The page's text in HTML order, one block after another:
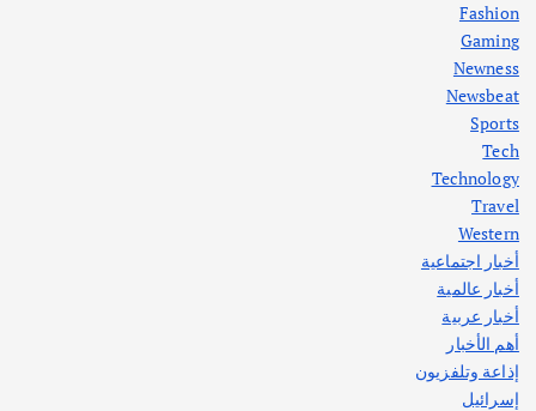
أهم الأخبار
اختتام ورشة السينوغرافيا في مدينة كلباء الاماراتية
أغسطس 3, 2026
Fashion
Gaming
Newness
Newsbeat
Sports
Tech
Technology
Travel
Western
أخبار اجتماعية
أخبار عالمية
أخبار عربية
أهم الأخبار
إذاعة وتلفزيون
إسرائيل